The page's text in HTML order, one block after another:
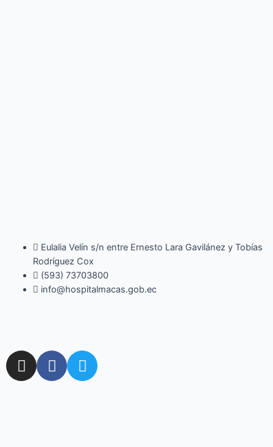
Eulalia Velín s/n entre Ernesto Lara Gavilánez y Tobías
Rodríguez Cox
(593) 73703800​
info@hospitalmacas.gob.ec